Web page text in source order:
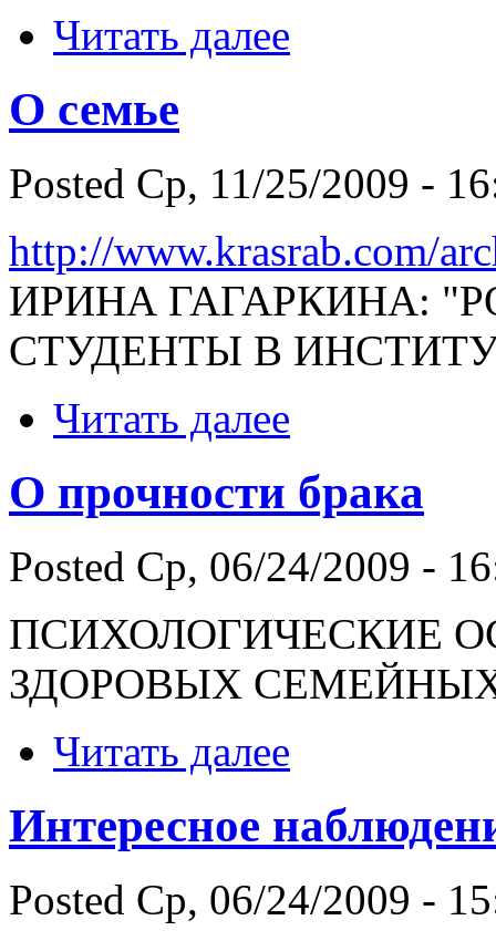
Читать далее
О семье
Posted Ср, 11/25/2009 -
http://www.krasrab.com/
ИРИНА ГАГАРКИНА:
СТУДЕНТЫ В
Читать далее
О прочности брака
Posted Ср, 06/24/2009 -
ПСИХОЛОГИЧЕСКИЕ
ЗДОРОВЫХ
Читать далее
Интересное
Posted Ср, 06/24/2009 -